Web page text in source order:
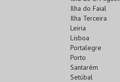
Ilha do Faial
Ilha Terceira
Leiria
Lisboa
Portalegre
Porto
Santarém
Setúbal